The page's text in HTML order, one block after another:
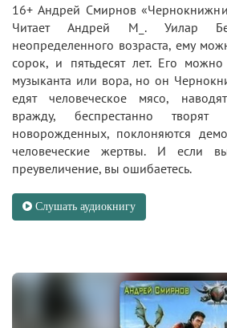
16+ Андрей Смирнов
Читает Андрей М_. Уилар
неопределенного возраста, ему
сорок, и пятьдесят лет. Его
музыканта или вора, но он
едят человеческое мясо,
вражду, беспрестанно
новорожденных, поклоняются
человеческие жертвы. И если
преувеличение, вы ошибаетесь.
Слушать аудиокнигу